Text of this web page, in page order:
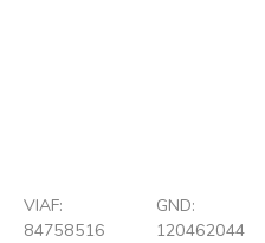
VIAF:
84758516
GND:
120462044